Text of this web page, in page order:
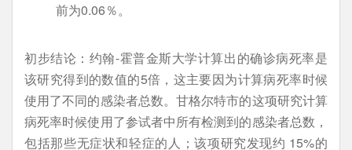
前为0.06％。
初步结论：约翰-霍普金斯大学计算出的确诊病死率是
该研究得到的数值的5倍，这主要因为计算病死率时候
使用了不同的感染者总数。甘格尔特市的这项研究计算
病死率时候使用了参试者中所有检测到的感染者总数，
包括那些无症状和轻症的人；该项研究发现约 15%的